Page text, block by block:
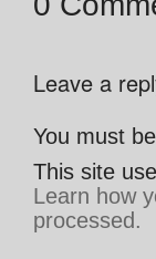
Leave a
You must be
This site
Learn how
processed.